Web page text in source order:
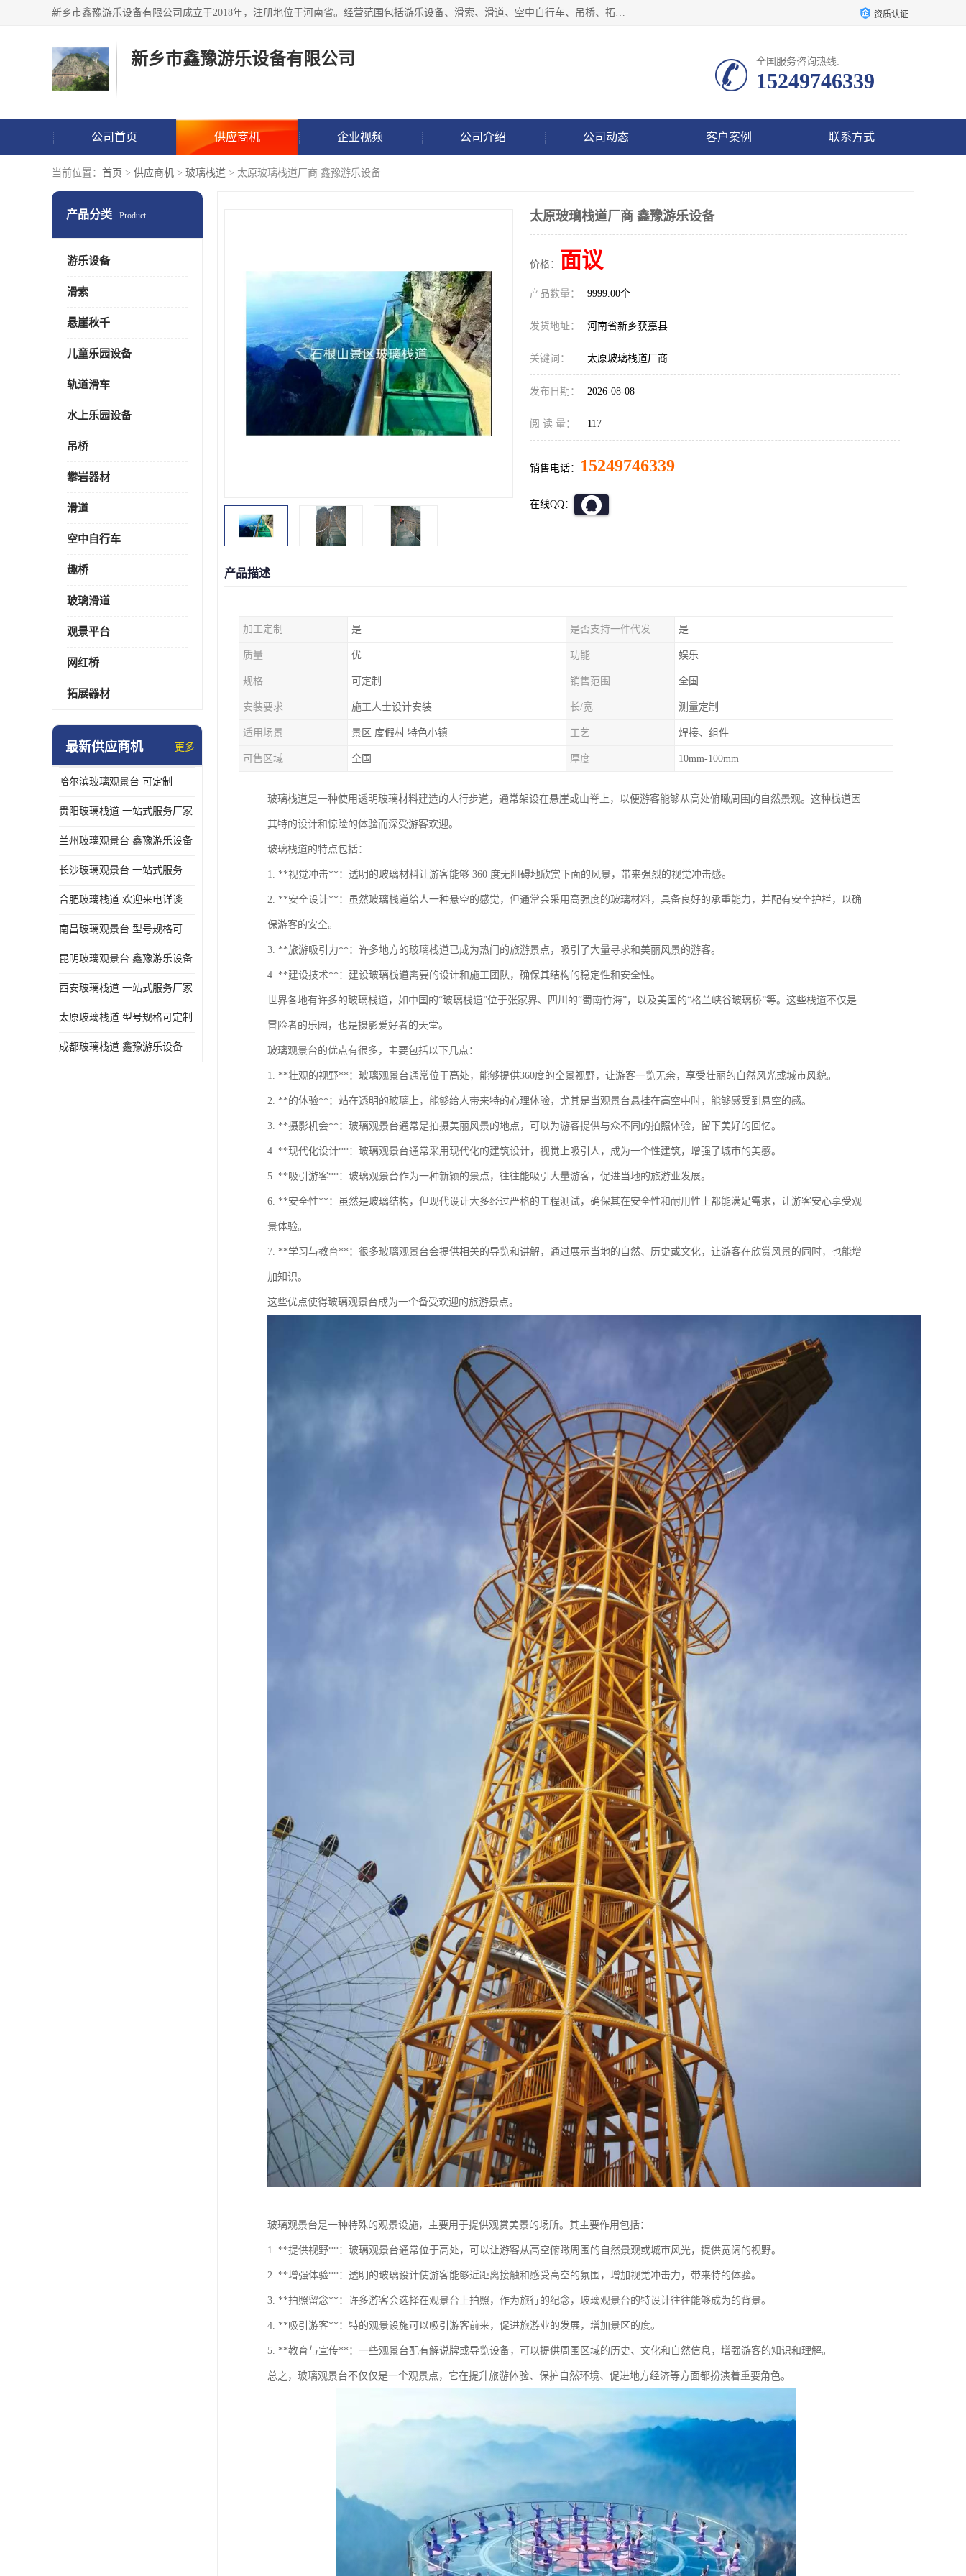
新乡市鑫豫游乐设备有限公司成立于2018年，注册地位于河南省。经营范围包括游乐设备、滑索、滑道、空中自行车、吊桥、拓展器材、攀岩器材、趣桥、悬崖秋千、网红桥、儿童乐园设备、水上乐园设备、丛林穿越设备、音乐呐喊设备、轨道滑车、栈道、玻璃滑道、观景平台、景观包装的设计、制造、销售、安装、维修，景区策划服务。 资质认证
新乡市鑫豫游乐设备有限公司 全国服务咨询热线:
15249746339
公司首页 供应商机 企业视频 公司介绍 公司动态 客户案例 联系方式
当前位置： 首页 > 供应商机 > 玻璃栈道 > 太原玻璃栈道厂商 鑫豫游乐设备
产品分类 Product
游乐设备
滑索
悬崖秋千
儿童乐园设备
轨道滑车
水上乐园设备
吊桥
攀岩器材
滑道
空中自行车
趣桥
玻璃滑道
观景平台
网红桥
拓展器材
最新供应商机 更多
哈尔滨玻璃观景台 可定制
贵阳玻璃栈道 一站式服务厂家
兰州玻璃观景台 鑫豫游乐设备
长沙玻璃观景台 一站式服务厂家
合肥玻璃栈道 欢迎来电详谈
南昌玻璃观景台 型号规格可定制
昆明玻璃观景台 鑫豫游乐设备
西安玻璃栈道 一站式服务厂家
太原玻璃栈道 型号规格可定制
成都玻璃栈道 鑫豫游乐设备
太原玻璃栈道厂商 鑫豫游乐设备
价格： 面议
产品数量： 9999.00个
发货地址： 河南省新乡获嘉县
关键词： 太原玻璃栈道厂商
发布日期： 2026-08-08
阅 读 量： 117
销售电话： 15249746339
在线QQ：
产品描述
加工定制 是 是否支持一件代发 是
质量 优 功能 娱乐
规格 可定制 销售范围 全国
安装要求 施工人士设计安装 长/宽 测量定制
适用场景 景区 度假村 特色小镇 工艺 焊接、组件
可售区域 全国 厚度 10mm-100mm
玻璃栈道是一种使用透明玻璃材料建造的人行步道，通常架设在悬崖或山脊上，以便游客能够从高处俯瞰周围的自然景观。这种栈道因
其特的设计和惊险的体验而深受游客欢迎。
玻璃栈道的特点包括：
1. **视觉冲击**：透明的玻璃材料让游客能够 360 度无阻碍地欣赏下面的风景，带来强烈的视觉冲击感。
2. **安全设计**：虽然玻璃栈道给人一种悬空的感觉，但通常会采用高强度的玻璃材料，具备良好的承重能力，并配有安全护栏，以确
保游客的安全。
3. **旅游吸引力**：许多地方的玻璃栈道已成为热门的旅游景点，吸引了大量寻求和美丽风景的游客。
4. **建设技术**：建设玻璃栈道需要的设计和施工团队，确保其结构的稳定性和安全性。
世界各地有许多的玻璃栈道，如中国的“玻璃栈道”位于张家界、四川的“蜀南竹海”，以及美国的“格兰峡谷玻璃桥”等。这些栈道不仅是
冒险者的乐园，也是摄影爱好者的天堂。
玻璃观景台的优点有很多，主要包括以下几点：
1. **壮观的视野**：玻璃观景台通常位于高处，能够提供360度的全景视野，让游客一览无余，享受壮丽的自然风光或城市风貌。
2. **的体验**：站在透明的玻璃上，能够给人带来特的心理体验，尤其是当观景台悬挂在高空中时，能够感受到悬空的感。
3. **摄影机会**：玻璃观景台通常是拍摄美丽风景的地点，可以为游客提供与众不同的拍照体验，留下美好的回忆。
4. **现代化设计**：玻璃观景台通常采用现代化的建筑设计，视觉上吸引人，成为一个性建筑，增强了城市的美感。
5. **吸引游客**：玻璃观景台作为一种新颖的景点，往往能吸引大量游客，促进当地的旅游业发展。
6. **安全性**：虽然是玻璃结构，但现代设计大多经过严格的工程测试，确保其在安全性和耐用性上都能满足需求，让游客安心享受观
景体验。
7. **学习与教育**：很多玻璃观景台会提供相关的导览和讲解，通过展示当地的自然、历史或文化，让游客在欣赏风景的同时，也能增
加知识。
这些优点使得玻璃观景台成为一个备受欢迎的旅游景点。
玻璃观景台是一种特殊的观景设施，主要用于提供观赏美景的场所。其主要作用包括：
1. **提供视野**：玻璃观景台通常位于高处，可以让游客从高空俯瞰周围的自然景观或城市风光，提供宽阔的视野。
2. **增强体验**：透明的玻璃设计使游客能够近距离接触和感受高空的氛围，增加视觉冲击力，带来特的体验。
3. **拍照留念**：许多游客会选择在观景台上拍照，作为旅行的纪念，玻璃观景台的特设计往往能够成为的背景。
4. **吸引游客**：特的观景设施可以吸引游客前来，促进旅游业的发展，增加景区的度。
5. **教育与宣传**：一些观景台配有解说牌或导览设备，可以提供周围区域的历史、文化和自然信息，增强游客的知识和理解。
总之，玻璃观景台不仅仅是一个观景点，它在提升旅游体验、保护自然环境、促进地方经济等方面都扮演着重要角色。